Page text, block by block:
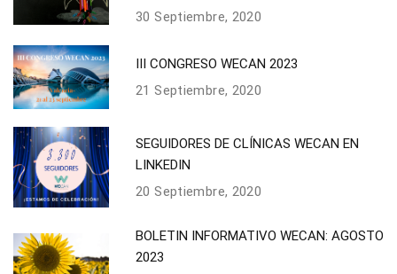
30 Septiembre, 2020
III CONGRESO WECAN 2023
21 Septiembre, 2020
SEGUIDORES DE CLÍNICAS WECAN EN
LINKEDIN
20 Septiembre, 2020
BOLETIN INFORMATIVO WECAN: AGOSTO
2023